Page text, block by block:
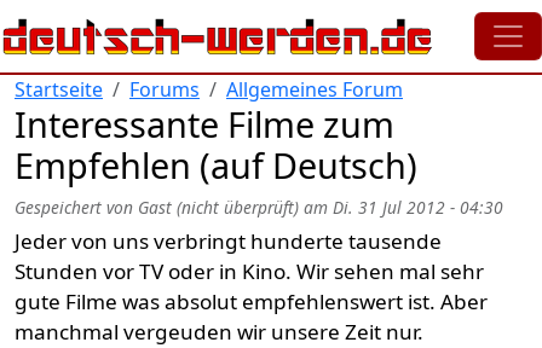
Direkt zum Inhalt
Startseite Forums Allgemeines Forum
Interessante Filme zum
Empfehlen (auf Deutsch)
Gespeichert von Gast (nicht überprüft) am Di. 31 Jul 2012 - 04:30
Jeder von uns verbringt hunderte tausende
Stunden vor TV oder in Kino. Wir sehen mal sehr
gute Filme was absolut empfehlenswert ist. Aber
manchmal vergeuden wir unsere Zeit nur.